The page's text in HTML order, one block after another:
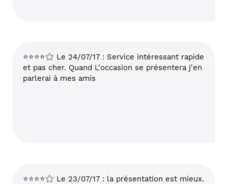
⭐⭐⭐⭐
Le 24/07/17 : Service intéressant rapide
et pas cher. Quand L'occasion se présentera j'en
parlerai à mes amis
⭐⭐⭐⭐
Le 23/07/17 : la présentation est mieux.